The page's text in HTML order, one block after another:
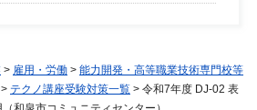
> 雇用・労働 > 能力開発・高等職業技術専門校等
> テクノ講座受験対策一覧 > 令和7年度 DJ-02 表